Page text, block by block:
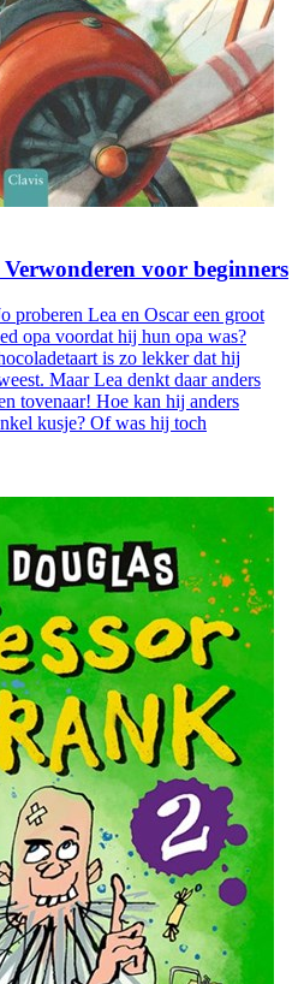
voor beginners
proberen Lea en Oscar een groot
opa voordat hij hun opa was?
is zo lekker dat hij
Maar Lea denkt daar anders
tovenaar! Hoe kan hij anders
kusje? Of was hij toch